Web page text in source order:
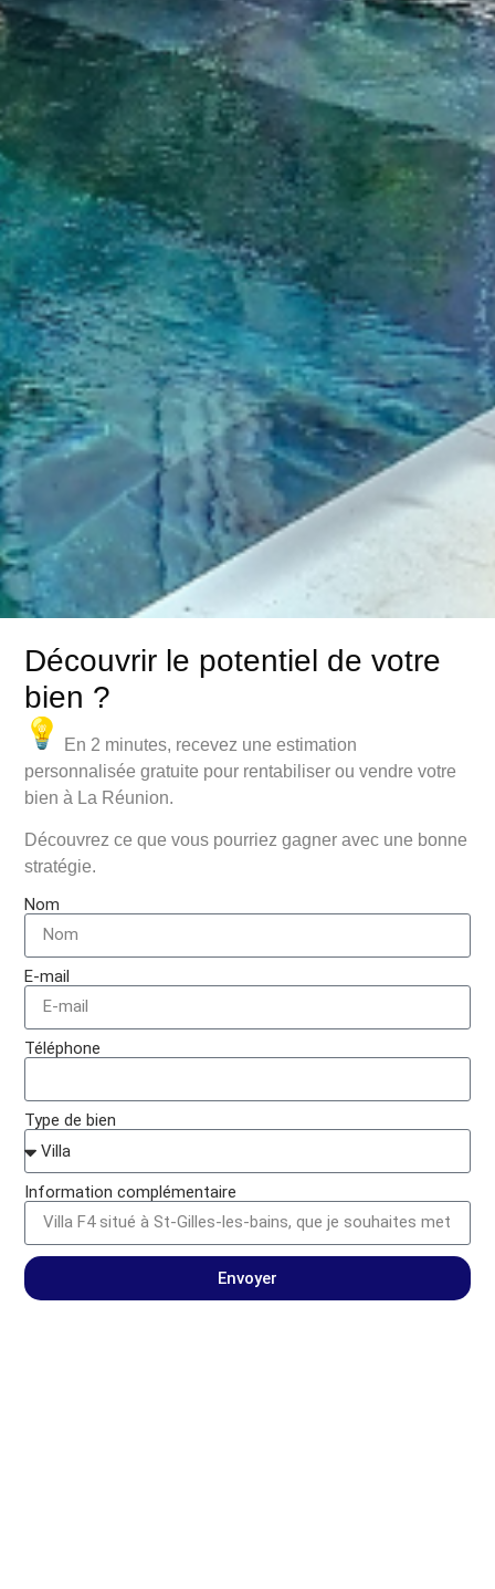
Découvrir le potentiel de votre
bien ?
En 2 minutes, recevez uneestimation
personnalisée gratuite pour rentabiliser ou vendre votre
bien à La Réunion.
Découvrez ce que vous pourriez gagner avec une bonne
stratégie.
Nom
E-mail
Téléphone
Type de bien
Information complémentaire
Envoyer